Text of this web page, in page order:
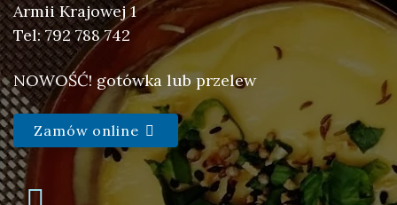
Armii Krajowej 1
Tel: 792 788 742
NOWOŚĆ! gotówka lub przelew
Zamów online